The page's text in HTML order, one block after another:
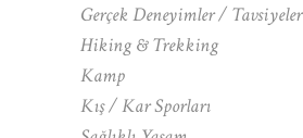
Gerçek Deneyimler / Tavsiyeler
Hiking & Trekking
Kamp
Kış / Kar Sporları